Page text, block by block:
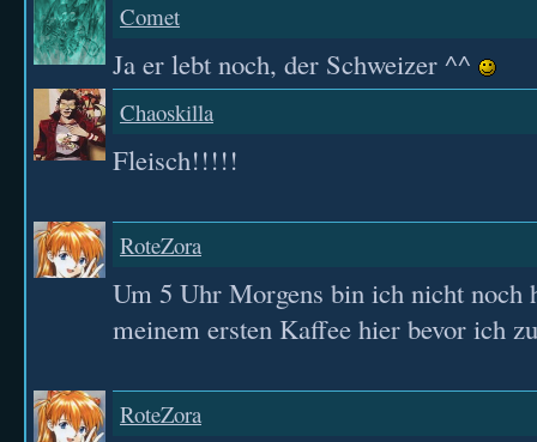
Comet
Ja er lebt noch, der Schweizer ^^
Chaoskilla
Fleisch!!!!!
RoteZora
Um 5 Uhr Morgens bin ich nicht noch
meinem ersten Kaffee hier bevor ich
RoteZora